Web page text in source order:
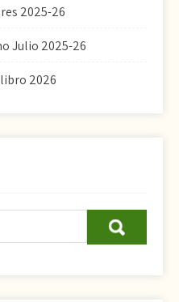
2025-26
Julio 2025-26
2026